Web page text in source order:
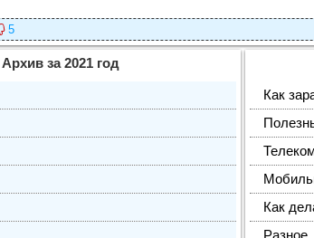
5
Архив за 2021 год
Как
Как